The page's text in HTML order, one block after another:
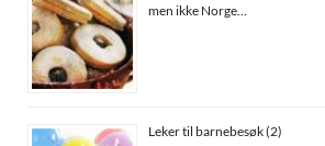
men ikke Norge…
Leker til barnebesøk (2)